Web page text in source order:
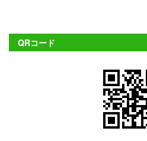
QRコード